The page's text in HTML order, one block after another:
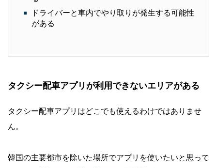
ドライバーと車内でやり取りが発生する可能性
がある
タクシー配車アプリが利用できないエリアがある
タクシー配車アプリはどこでも使えるわけではありませ
ん。
韓国の主要都市を除いた場所でアプリを使いたいと思って